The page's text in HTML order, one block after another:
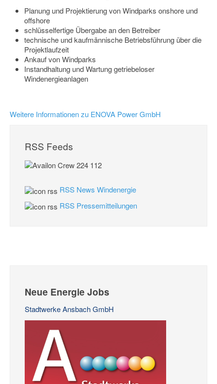
Planung und Projektierung von Windparks onshore und
offshore
schlüsselfertige Übergabe an den Betreiber
technische und kaufmännische Betriebsführung über die
Projektlaufzeit
Ankauf von Windparks
Instandhaltung und Wartung getriebeloser
Windenergieanlagen
Weitere Informationen zu ENOVA Power GmbH
RSS Feeds
RSS News Windenergie
RSS Pressemitteilungen
Neue Energie Jobs
Stadtwerke Ansbach GmbH